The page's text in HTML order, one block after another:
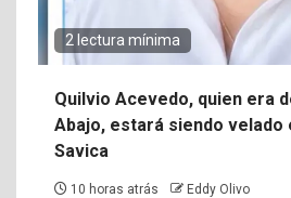
2 lectura mínima
Quilvio Acevedo, quien era
Abajo, estará siendo velado
Savica
10 horas atrás Eddy Olivo